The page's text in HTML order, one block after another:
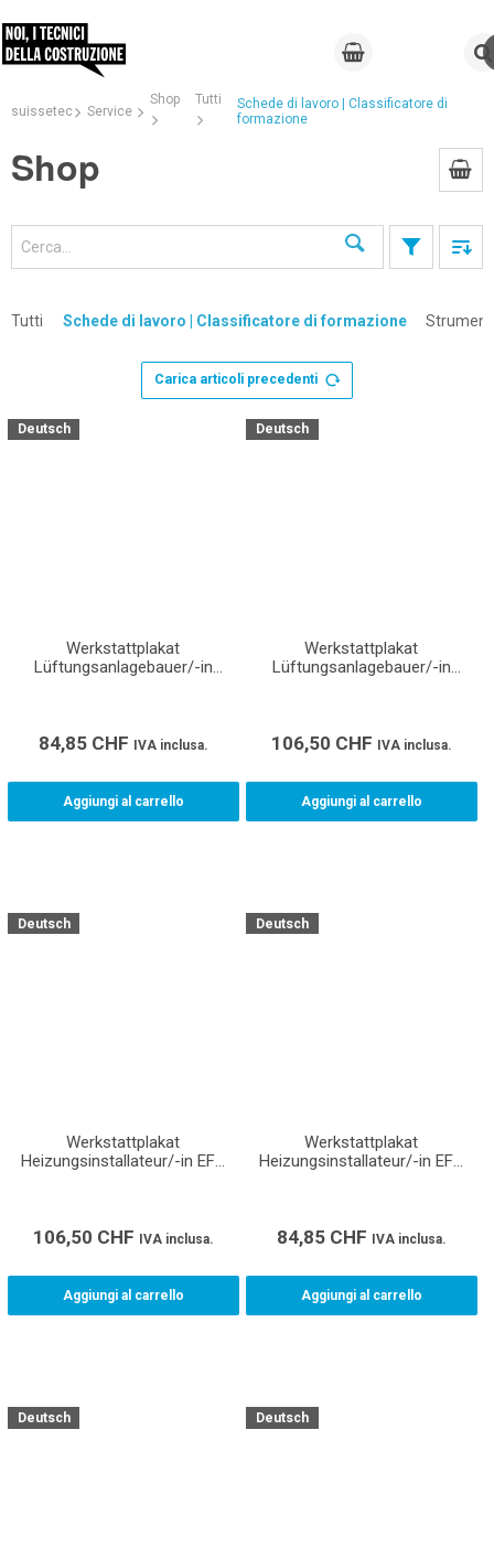
suissetec Service
Shop Tutti
Schede di lavoro | Classificatore di
formazione
Shop
Cerca
Tutti Schede di lavoro | Classificatore di formazione
Carica articoli precedenti
Deutsch
Werkstattplakat
Lüftungsanlagebauer/-in
84,85 CHF IVA inclusa.
Aggiungi al carrello
Deutsch
Werkstattplakat
Lüftungsanlagebauer/-in
106,50 CHF IVA inclusa.
Aggiungi al carrello
Deutsch
Werkstattplakat
Heizungsinstallateur/-in EFZ
106,50 CHF IVA inclusa.
Aggiungi al carrello
Deutsch
Werkstattplakat
Heizungsinstallateur/-in EFZ
84,85 CHF IVA inclusa.
Aggiungi al carrello
Deutsch Deutsch